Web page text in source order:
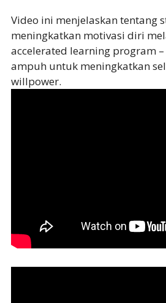
Video ini menjelaskan tentang
meningkatkan motivasi diri
accelerated learning program
ampuh untuk meningkatkan
willpower.